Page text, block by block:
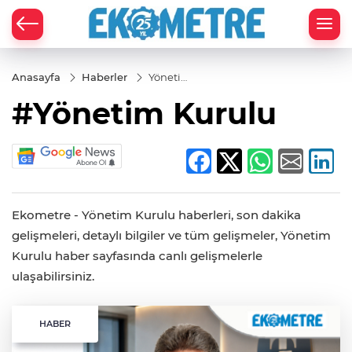
Anasayfa Haberler
Yönetim
#Yönetim Kurulu
Ekometre - Yönetim Kurulu haberleri, son dakika
gelişmeleri, detaylı bilgiler ve tüm gelişmeler, Yönetim
Kurulu haber sayfasında canlı gelişmelerle
ulaşabilirsiniz.
HABER